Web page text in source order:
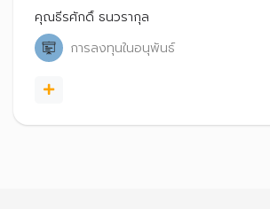
คุณธีรศักดิ์ ธนวรากุล
การลงทุนในอนุพันธ์